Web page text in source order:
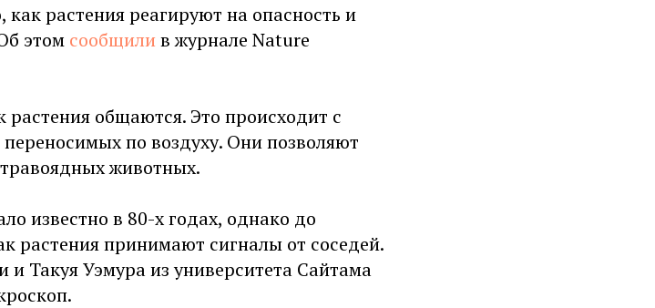
растения реагируют на опасность и
этом сообщилив журнале Nature
общаются. Это происходит с
по воздуху. Они позволяют
животных.
известно в 80-х годах, однако до
растения принимают сигналы от соседей.
Такуя Уэмура из университета Сайтама